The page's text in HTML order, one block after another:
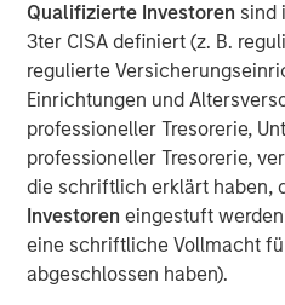
Qualifizierte Investoren sind
3ter CISA definiert (z. B.
regulierte
Einrichtungen und
professioneller Tresorerie,
professioneller Tresorerie,
die schriftlich erklärt haben,
Investoren eingestuft
eine schriftliche Vollmacht
abgeschlossen haben).
Throughout the transaction,
Equity has worked closely
Tops from 2000 to 2003. It is
serve on Tops’ Board of
team during the coming
Equity will continue to
ongoing grocery store chain.
staff and Williamsville, New
staff will be retained.
information technology and